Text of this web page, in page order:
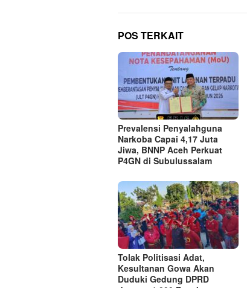
POS TERKAIT
Prevalensi Penyalahguna
Narkoba Capai 4,17 Juta
Jiwa, BNNP Aceh Perkuat
P4GN di Subulussalam
Tolak Politisasi Adat,
Kesultanan Gowa Akan
Duduki Gedung DPRD